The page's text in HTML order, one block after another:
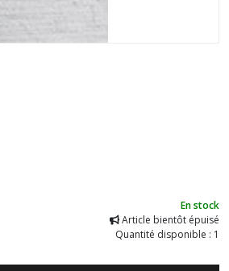
En stock
Article bientôt épuisé
Quantité disponible : 1